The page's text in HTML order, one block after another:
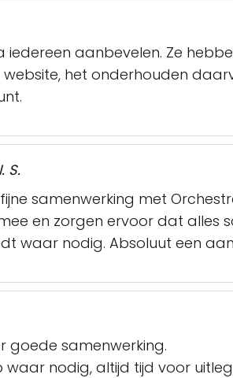
iedereen aanbevelen. Ze
het onderhouden
S.
samenwerking met
en zorgen ervoor dat alles
waar nodig. Absoluut een
goede samenwerking.
waar nodig, altijd tijd voor